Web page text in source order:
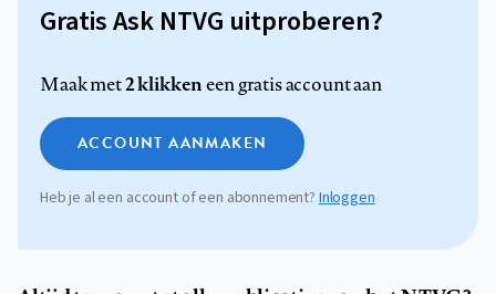
Gratis Ask NTVG uitproberen?
Maak met2 klikkeneen gratis account aan
ACCOUNT AANMAKEN
Heb je al een account of een abonnement? Inloggen